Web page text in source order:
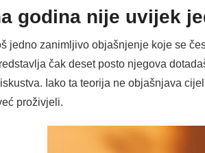
godina nije uvijek
jedno zanimljivo objašnjenje koje se
čak deset posto njegova
Iako ta teorija ne objašnjava
proživjeli.